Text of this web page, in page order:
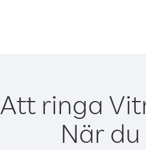
Att ringa
När